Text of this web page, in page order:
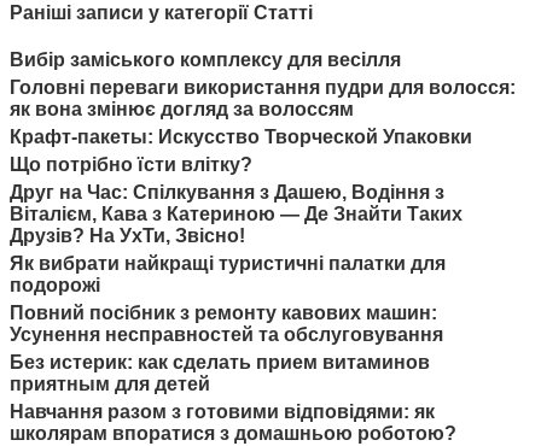
Раніші записи у категорії Статті
Вибір заміського комплексу для весілля
Головні переваги використання пудри для волосся:
як вона змінює догляд за волоссям
Крафт-пакеты: Искусство Творческой Упаковки
Що потрібно їсти влітку?
Друг на Час: Спілкування з Дашею, Водіння з
Віталієм, Кава з Катериною — Де Знайти Таких
Друзів? На УхТи, Звісно!
Як вибрати найкращі туристичні палатки для
подорожі
Повний посібник з ремонту кавових машин:
Усунення несправностей та обслуговування
Без истерик: как сделать прием витаминов
приятным для детей
Навчання разом з готовими відповідями: як
школярам впоратися з домашньою роботою?